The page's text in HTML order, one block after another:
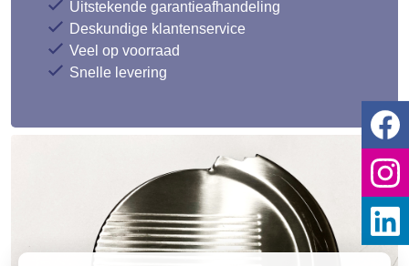
Uitstekende garantieafhandeling
Deskundige klantenservice
Veel op voorraad
Snelle levering